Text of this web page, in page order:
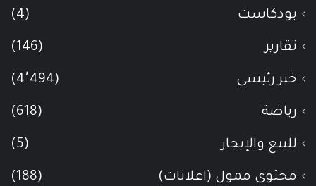
بودكاست (4)
تقارير (146)
خبر رئيسي (4٬494)
رياضة (618)
للبيع والإيجار (5)
محتوى ممول (اعلانات) (188)